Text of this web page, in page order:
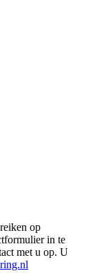
op
in te
met u op. U